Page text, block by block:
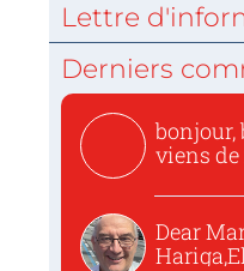
Lettre
Derniers
bonjour,
viens
Dear